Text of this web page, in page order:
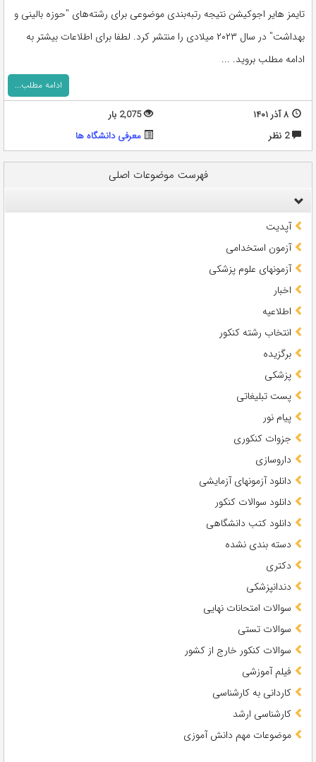
تایمز هایر اجوکیشن نتیجه رتبه‌بندی موضوعی برای رشته‌های "حوزه بالینی و
بهداشت" در سال ۲۰۲۳ میلادی را منتشر کرد. لطفا برای اطلاعات بیشتر به
ادامه مطلب بروید. ...
ادامه مطلب...
۸ آذر ۱۴۰۱
2,075 بار
2 نظر
معرفی دانشگاه ها
فهرست موضوعات اصلی
آپدیت
آزمون استخدامی
آزمونهای علوم پزشکی
اخبار
اطلاعیه
انتخاب رشته کنکور
برگزیده
پزشکی
پست تبلیغاتی
پیام نور
جزوات کنکوری
داروسازی
دانلود آزمونهای آزمایشی
دانلود سوالات کنکور
دانلود کتب دانشگاهی
دسته بندی نشده
دکتری
دندانپزشکی
سوالات امتحانات نهایی
سوالات تستی
سوالات کنکور خارج از کشور
فیلم آموزشی
کاردانی به کارشناسی
کارشناسی ارشد
موضوعات مهم دانش آموزی